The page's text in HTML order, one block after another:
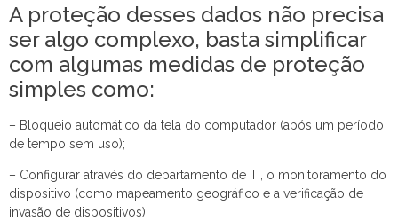
A proteção desses dados não precisa
ser algo complexo, basta simplificar
com algumas medidas de proteção
simples como:
– Bloqueio automático da tela do computador (após um período
de tempo sem uso);
– Configurar através do departamento de TI, o monitoramento do
dispositivo (como mapeamento geográfico e a verificação de
invasão de dispositivos);